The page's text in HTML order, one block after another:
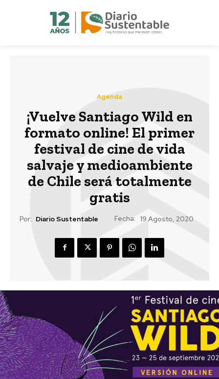
Agenda
¡Vuelve Santiago Wild en
formato online! El primer
festival de cine de vida
salvaje y medioambiente
de Chile será totalmente
gratis
Por: Diario Sustentable Fecha: 19 Agosto, 2020